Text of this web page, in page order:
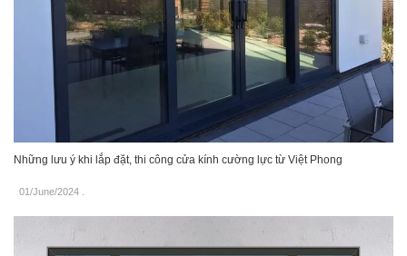
Những lưu ý khi lắp đặt, thi công cửa kính cường lực từ Việt Phong
01/June/2024